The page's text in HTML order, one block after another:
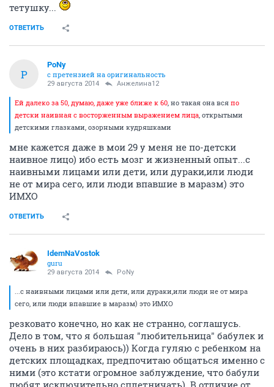
тетушку...
ОТВЕТИТЬ
P
PoNy
с претензией на оригинальность
29 августа 2014 Анжелина12
Ей далеко за 50, думаю, даже уже ближе к 60, но такая она вся по
детски наивная с восторженным выражением лица, открытыми
детскими глазками, озорными кудряшками
мне кажется даже в мои 29 у меня не по-детски
наивное лицо) ибо есть мозг и жизненный опыт...с
наивными лицами или дети, или дураки,или люди
не от мира сего, или люди впавшие в маразм) это
ИМХО
ОТВЕТИТЬ
IdemNaVostok
guru
29 августа 2014 PoNy
...с наивными лицами или дети, или дураки,или люди не от мира
сего, или люди впавшие в маразм) это ИМХО
резковато конечно, но как не странно, соглашусь.
Дело в том, что я большая "любительница" бабулек и
очень в них разбираюсь)) Когда гуляю с ребенком на
детских площадках, предпочитаю общаться именно с
ними (это кстати огромное заблуждение, что бабули
любят исключительно сплетничать). В отличие от